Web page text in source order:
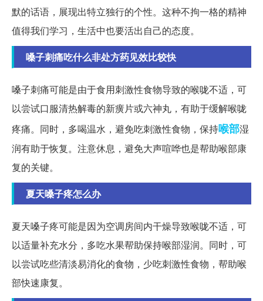
默的话语，展现出特立独行的个性。这种不拘一格的精神
值得我们学习，生活中也要活出自己的态度。
嗓子刺痛吃什么非处方药见效比较快
嗓子刺痛可能是由于食用刺激性食物导致的喉咙不适，可
以尝试口服清热解毒的新癀片或六神丸，有助于缓解喉咙
疼痛。同时，多喝温水，避免吃刺激性食物，保持喉部湿
润有助于恢复。注意休息，避免大声喧哗也是帮助喉部康
复的关键。
夏天嗓子疼怎么办
夏天嗓子疼可能是因为空调房间内干燥导致喉咙不适，可
以适量补充水分，多吃水果帮助保持喉部湿润。同时，可
以尝试吃些清淡易消化的食物，少吃刺激性食物，帮助喉
部快速康复。